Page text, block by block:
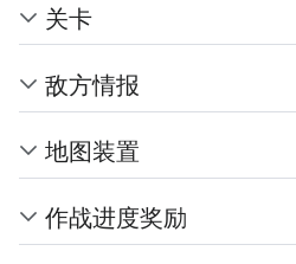
关卡
敌方情报
地图装置
作战进度奖励